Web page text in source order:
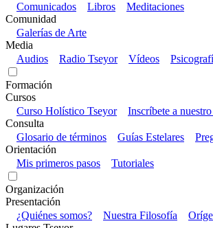
Comunicados
Libros
Meditaciones
Comunidad
Galerías de Arte
Media
Audios
Radio Tseyor Vídeos
Formación
Cursos
Curso Holístico Tseyor
Inscríbete a
Consulta
Glosario de términos
Guías Estelares
Orientación
Mis primeros pasos
Tutoriales
Organización
Presentación
¿Quiénes somos?
Nuestra Filosofía